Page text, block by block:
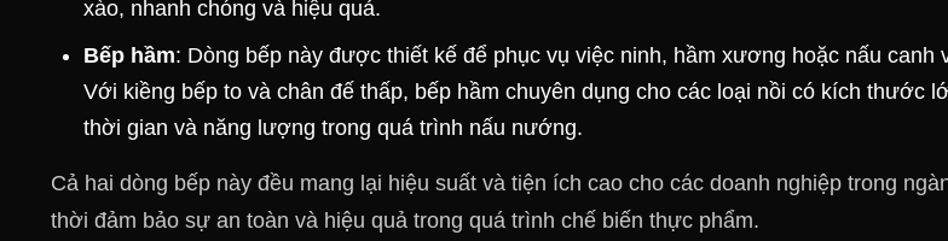
xào, nhanh chóng và hiệu quả.
Bếp hầm: Dòng bếp này được thiết kế để phục vụ việc ninh, hầm xương hoặc nấu canh
Với kiềng bếp to và chân đế thấp, bếp hầm chuyên dụng cho các loại nồi có kích thước
thời gian và năng lượng trong quá trình nấu nướng.
Cả hai dòng bếp này đều mang lại hiệu suất và tiện ích cao cho các doanh nghiệp trong
thời đảm bảo sự an toàn và hiệu quả trong quá trình chế biến thực phẩm.